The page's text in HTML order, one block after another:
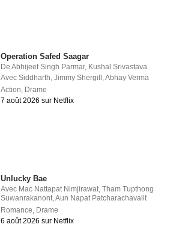
Operation Safed Saagar
DeAbhijeet Singh Parmar, Kushal Srivastava
AvecSiddharth ,Jimmy Shergill ,Abhay Verma
Action Drame
7 août 2026 sur Netflix
Unlucky Bae
Avec Mac Nattapat Nimjirawat,Tham Tupthong
Suwanrakanont,Aun Napat Patcharachavalit
Romance, Drame
6 août 2026 sur Netflix